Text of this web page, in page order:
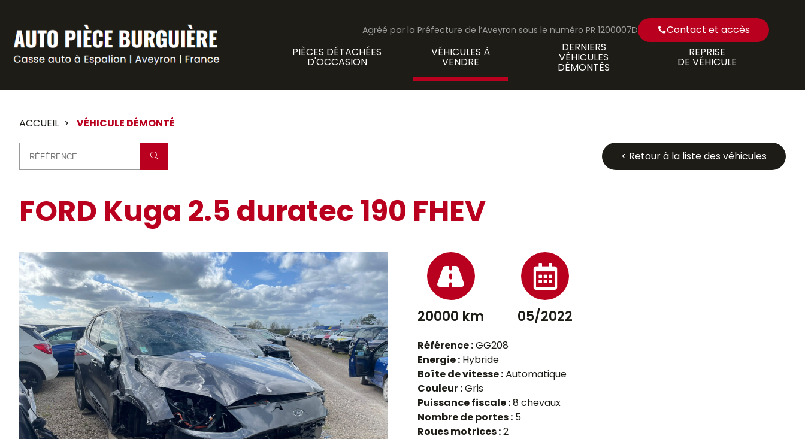
Agréé par la Préfecture de l’Aveyron sous le numéro PR 1200007D
Contact et accès
PIÈCES DÉTACHÉES
D'OCCASION
VÉHICULES À
VENDRE
DERNIERS
VÉHICULES
DÉMONTÉS
REPRISE
DE VÉHICULE
ACCUEIL VÉHICULE DÉMONTÉ
< Retour à la liste des véhicules
FORD Kuga 2.5 duratec 190 FHEV
20000 km 05/2022
Référence :GG208
Energie : Hybride
Boîte de vitesse :Automatique
Couleur :Gris
Puissance fiscale :8 chevaux
Nombre de portes : 5
Roues motrices :2